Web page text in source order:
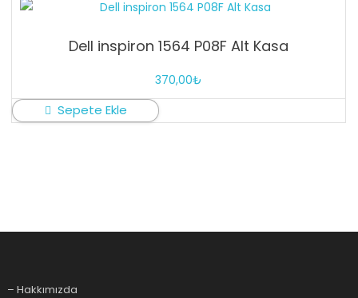
Dell inspiron 1564 P08F Alt Kasa
370,00₺
Sepete Ekle
– Hakkımızda